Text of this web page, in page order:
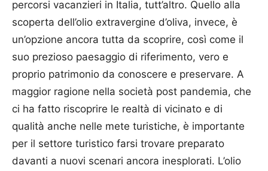
percorsi vacanzieri in Italia, tutt’altro. Quello alla
scoperta dell’olio extravergine d’oliva, invece, è
un’opzione ancora tutta da scoprire, così come il
suo prezioso paesaggio di riferimento, vero e
proprio patrimonio da conoscere e preservare. A
maggior ragione nella società post pandemia, che
ci ha fatto riscoprire le realtà di vicinato e di
qualità anche nelle mete turistiche, è importante
per il settore turistico farsi trovare preparato
davanti a nuovi scenari ancora inesplorati. L’olio